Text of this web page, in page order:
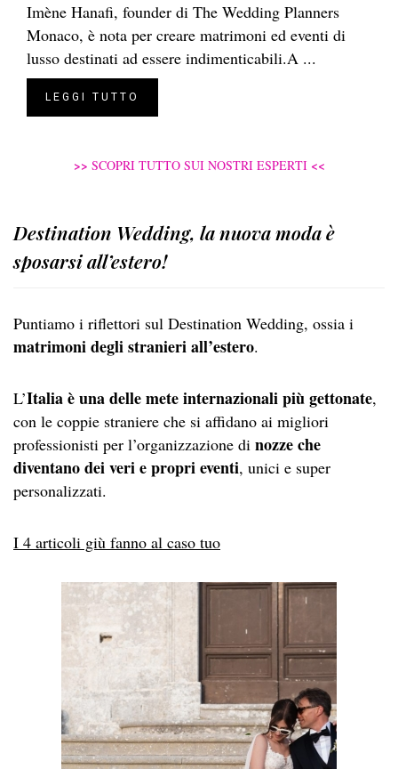
Imène Hanafi, founder di The Wedding Planners
Monaco, è nota per creare matrimoni ed eventi di
lusso destinati ad essere indimenticabili.A ...
LEGGI TUTTO
>> SCOPRI TUTTO SUI NOSTRI ESPERTI <<
Destination Wedding, la nuova moda è
sposarsi all’estero!
Puntiamo i riflettori sul Destination Wedding, ossia i
matrimoni degli stranieri all’estero.
L’Italia è una delle mete internazionali più gettonate,
con le coppie straniere che si affidano ai migliori
professionisti per l’organizzazione di nozze che
diventano dei veri e propri eventi, unici e super
personalizzati.
I 4 articoli giù fanno al caso tuo